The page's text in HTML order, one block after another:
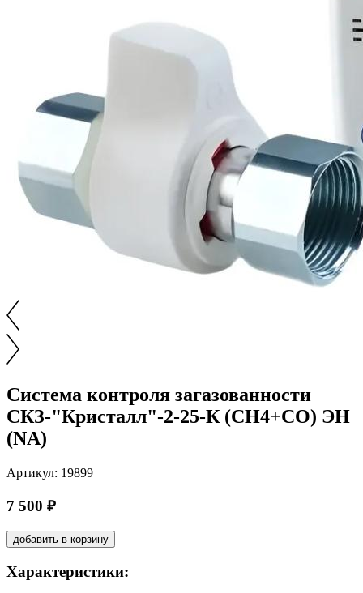
Система контроля загазованности
СКЗ-"Кристалл"-2-25-К (СН4+СО) ЭН
(NA)
Артикул: 19899
7 500 ₽
добавить в корзину
Характеристики: